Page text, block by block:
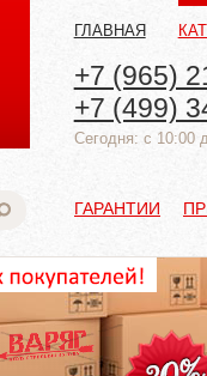
ГЛАВНАЯ
+7 (965)
+7 (499)
Cегодня: с 10:00
ГАРАНТИИ